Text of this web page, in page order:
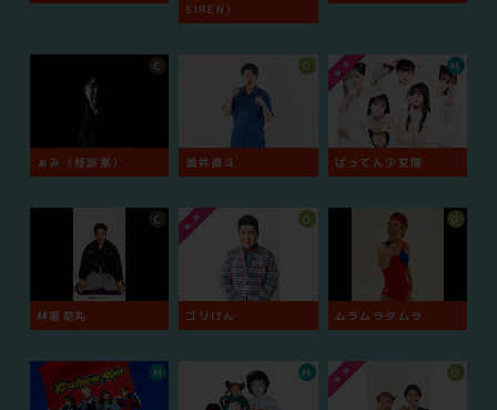
SIREN）
ぁみ（怪談家）
C
酒井直斗
O
ばってん少女隊
M
林家菊丸
C
ゴリけん
O
ムラムラタムラ
O
M M O